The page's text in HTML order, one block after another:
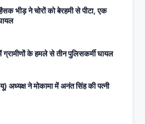
भीड़ ने चोरों को बेरहमी से पीटा, एक
ग्रामीणों के हमले से तीन पुलिसकर्मी घायल
अध्यक्ष ने मोकामा में अनंत सिंह की पत्नी